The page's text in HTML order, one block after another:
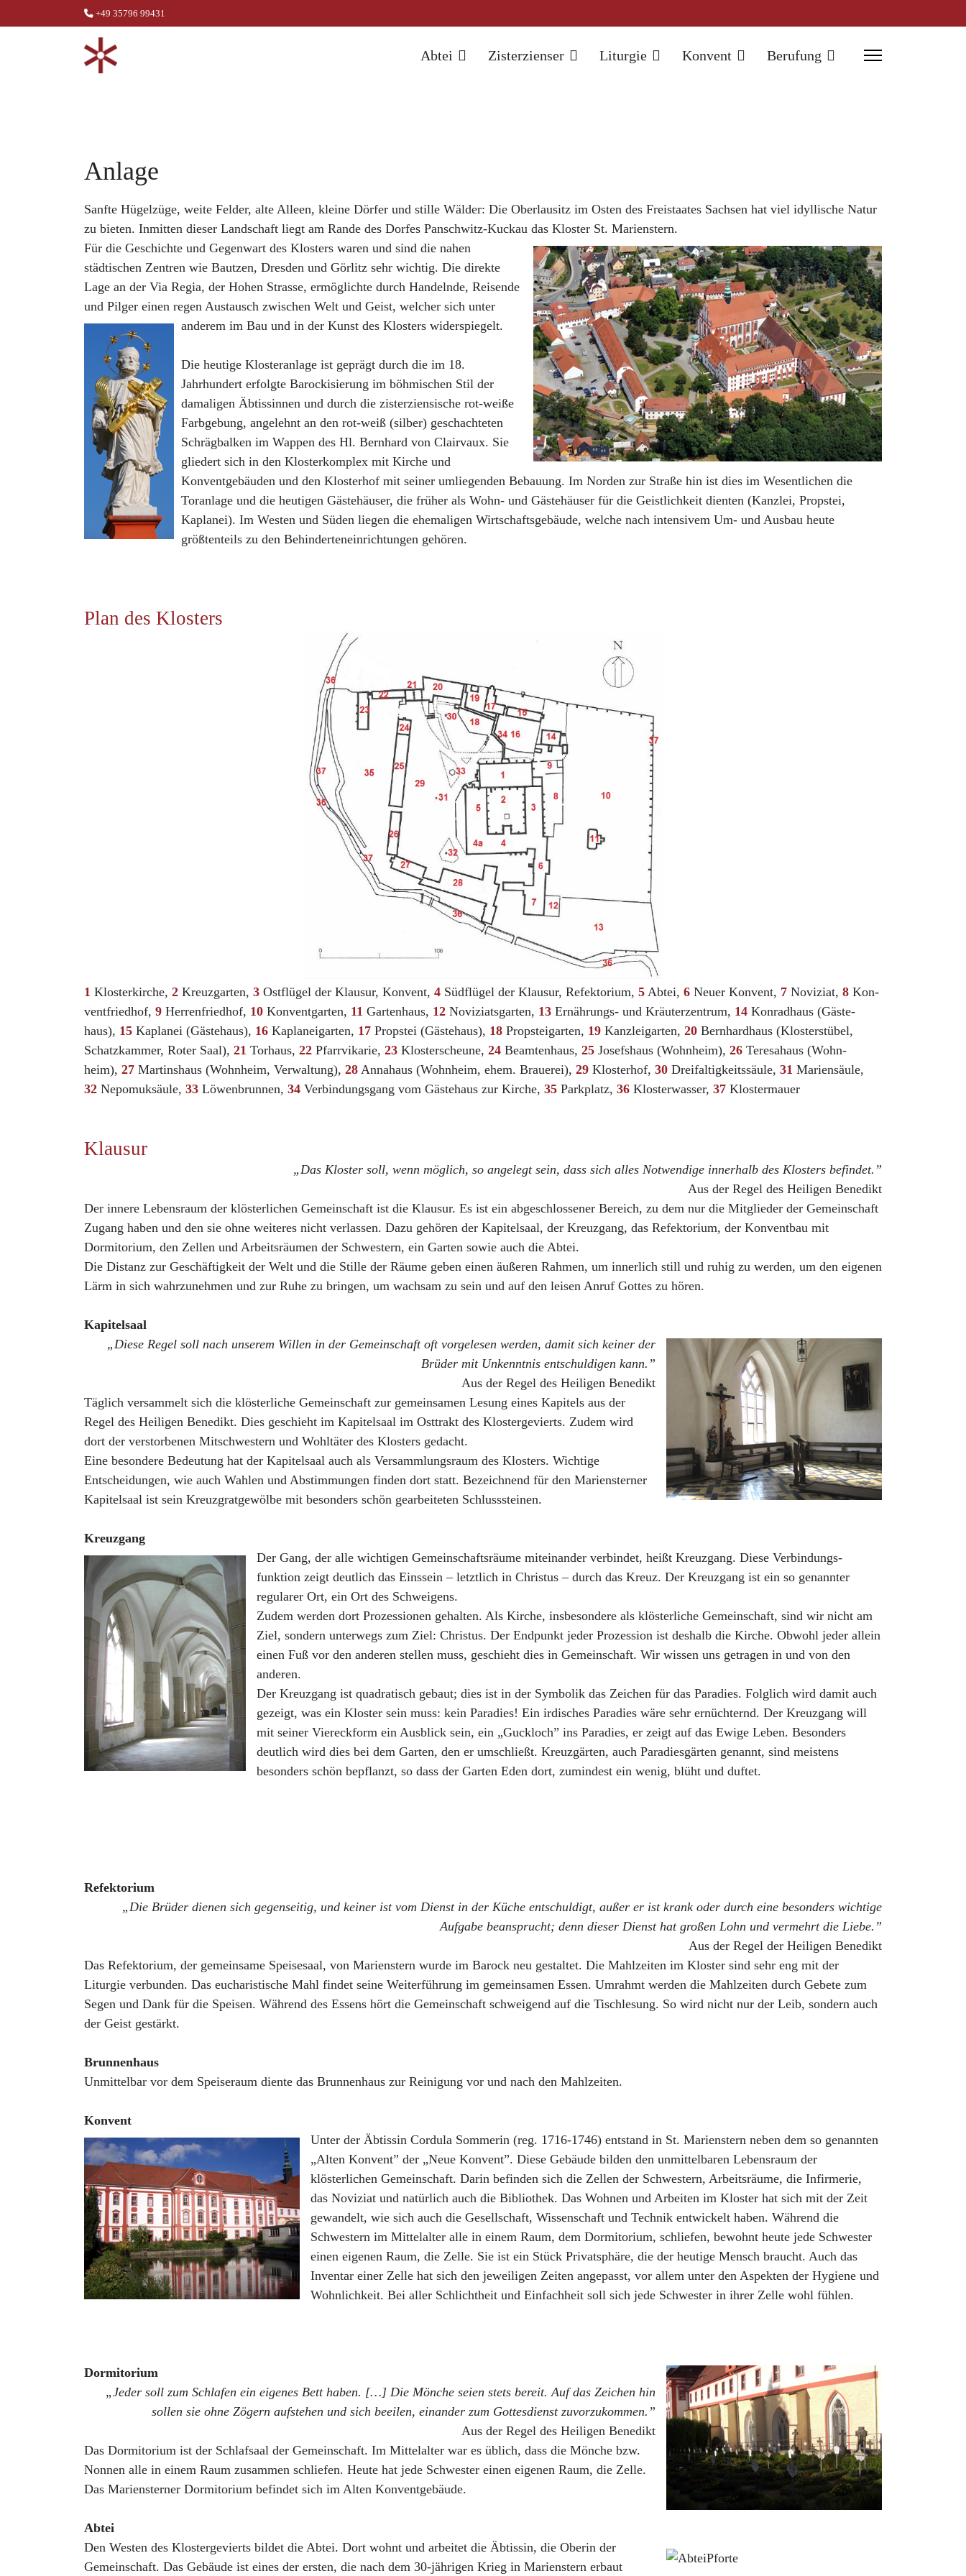
+49 35796 99431
Abtei Zisterzienser Liturgie Konvent Berufung
Anlage
Sanfte Hügelzüge, weite Felder, alte Alleen, kleine Dörfer und stille Wälder: Die Oberlausitz im Osten des Freistaates Sachsen hat viel idyllische Natur
zu bieten. Inmitten dieser Landschaft liegt am Rande des Dorfes Panschwitz-Kuckau das Kloster St. Marienstern.
Für die Geschichte und Gegenwart des Klosters waren und sind die nahen
städtischen Zentren wie Bautzen, Dresden und Görlitz sehr wichtig. Die direkte
Lage an der Via Regia, der Hohen Strasse, ermöglichte durch Handelnde, Reisende
und Pilger einen regen Austausch zwischen Welt und Geist, welcher sich unter
anderem im Bau und in der Kunst des Klosters widerspiegelt.
Die heutige Klosteranlage ist geprägt durch die im 18.
Jahrhundert erfolgte Barockisierung im böhmischen Stil der
damaligen Äbtissinnen und durch die zisterziensische rot-weiße
Farbgebung, angelehnt an den rot-weiß (silber) geschachteten
Schrägbalken im Wappen des Hl. Bernhard von Clairvaux. Sie
gliedert sich in den Klosterkomplex mit Kirche und
Konventgebäuden und den Klosterhof mit seiner umliegenden Bebauung. Im Norden zur Straße hin ist dies im Wesentlichen die
Toranlage und die heutigen Gästehäuser, die früher als Wohn- und Gästehäuser für die Geistlichkeit dienten (Kanzlei, Propstei,
Kaplanei). Im Westen und Süden liegen die ehemaligen Wirtschaftsgebäude, welche nach intensivem Um- und Ausbau heute
größtenteils zu den Behinderteneinrichtungen gehören.
Plan des Klosters
1 Klosterkirche, 2 Kreuzgarten, 3 Ostflügel der Klausur, Konvent, 4 Südflügel der Klausur, Refektorium, 5 Abtei, 6 Neuer Konvent, 7 Noviziat, 8 Kon-
ventfriedhof, 9 Herrenfriedhof, 10 Konventgarten, 11 Gartenhaus, 12 Noviziatsgarten, 13 Ernährungs- und Kräuterzentrum, 14 Konradhaus (Gäste-
haus), 15 Kaplanei (Gästehaus), 16 Kaplaneigarten, 17 Propstei (Gästehaus), 18 Propsteigarten, 19 Kanzleigarten, 20 Bernhardhaus (Klosterstübel,
Schatzkammer, Roter Saal), 21 Torhaus, 22 Pfarrvikarie, 23 Klosterscheune, 24 Beamtenhaus, 25 Josefshaus (Wohnheim), 26 Teresahaus (Wohn-
heim), 27 Martinshaus (Wohnheim, Verwaltung), 28 Annahaus (Wohnheim, ehem. Brauerei), 29 Klosterhof, 30 Dreifaltigkeitssäule, 31 Mariensäule,
32 Nepomuksäule, 33 Löwenbrunnen, 34 Verbindungsgang vom Gästehaus zur Kirche, 35 Parkplatz, 36 Klosterwasser, 37 Klostermauer
Klausur
„Das Kloster soll, wenn möglich, so angelegt sein, dass sich alles Notwendige innerhalb des Klosters befindet.”
Aus der Regel des Heiligen Benedikt
Der innere Lebensraum der klösterlichen Gemeinschaft ist die Klausur. Es ist ein abgeschlossener Bereich, zu dem nur die Mitglieder der Gemeinschaft
Zugang haben und den sie ohne weiteres nicht verlassen. Dazu gehören der Kapitelsaal, der Kreuzgang, das Refektorium, der Konventbau mit
Dormitorium, den Zellen und Arbeitsräumen der Schwestern, ein Garten sowie auch die Abtei.
Die Distanz zur Geschäftigkeit der Welt und die Stille der Räume geben einen äußeren Rahmen, um innerlich still und ruhig zu werden, um den eigenen
Lärm in sich wahrzunehmen und zur Ruhe zu bringen, um wachsam zu sein und auf den leisen Anruf Gottes zu hören.
Kapitelsaal
„Diese Regel soll nach unserem Willen in der Gemeinschaft oft vorgelesen werden, damit sich keiner der
Brüder mit Unkenntnis entschuldigen kann.”
Aus der Regel des Heiligen Benedikt
Täglich versammelt sich die klösterliche Gemeinschaft zur gemeinsamen Lesung eines Kapitels aus der
Regel des Heiligen Benedikt. Dies geschieht im Kapitelsaal im Osttrakt des Klostergevierts. Zudem wird
dort der verstorbenen Mitschwestern und Wohltäter des Klosters gedacht.
Eine besondere Bedeutung hat der Kapitelsaal auch als Versammlungsraum des Klosters. Wichtige
Entscheidungen, wie auch Wahlen und Abstimmungen finden dort statt. Bezeichnend für den Mariensterner
Kapitelsaal ist sein Kreuzgratgewölbe mit besonders schön gearbeiteten Schlusssteinen.
Kreuzgang
Der Gang, der alle wichtigen Gemeinschaftsräume miteinander verbindet, heißt Kreuzgang. Diese Verbindungs-
funktion zeigt deutlich das Einssein – letztlich in Christus – durch das Kreuz. Der Kreuzgang ist ein so genannter
regularer Ort, ein Ort des Schweigens.
Zudem werden dort Prozessionen gehalten. Als Kirche, insbesondere als klösterliche Gemeinschaft, sind wir nicht am
Ziel, sondern unterwegs zum Ziel: Christus. Der Endpunkt jeder Prozession ist deshalb die Kirche. Obwohl jeder allein
einen Fuß vor den anderen stellen muss, geschieht dies in Gemeinschaft. Wir wissen uns getragen in und von den
anderen.
Der Kreuzgang ist quadratisch gebaut; dies ist in der Symbolik das Zeichen für das Paradies. Folglich wird damit auch
gezeigt, was ein Kloster sein muss: kein Paradies! Ein irdisches Paradies wäre sehr ernüchternd. Der Kreuzgang will
mit seiner Viereckform ein Ausblick sein, ein „Guckloch” ins Paradies, er zeigt auf das Ewige Leben. Besonders
deutlich wird dies bei dem Garten, den er umschließt. Kreuzgärten, auch Paradiesgärten genannt, sind meistens
besonders schön bepflanzt, so dass der Garten Eden dort, zumindest ein wenig, blüht und duftet.
Refektorium
„Die Brüder dienen sich gegenseitig, und keiner ist vom Dienst in der Küche entschuldigt, außer er ist krank oder durch eine besonders wichtige
Aufgabe beansprucht; denn dieser Dienst hat großen Lohn und vermehrt die Liebe.”
Aus der Regel der Heiligen Benedikt
Das Refektorium, der gemeinsame Speisesaal, von Marienstern wurde im Barock neu gestaltet. Die Mahlzeiten im Kloster sind sehr eng mit der
Liturgie verbunden. Das eucharistische Mahl findet seine Weiterführung im gemeinsamen Essen. Umrahmt werden die Mahlzeiten durch Gebete zum
Segen und Dank für die Speisen. Während des Essens hört die Gemeinschaft schweigend auf die Tischlesung. So wird nicht nur der Leib, sondern auch
der Geist gestärkt.
Brunnenhaus
Unmittelbar vor dem Speiseraum diente das Brunnenhaus zur Reinigung vor und nach den Mahlzeiten.
Konvent
Unter der Äbtissin Cordula Sommerin (reg. 1716-1746) entstand in St. Marienstern neben dem so genannten
„Alten Konvent” der „Neue Konvent”. Diese Gebäude bilden den unmittelbaren Lebensraum der
klösterlichen Gemeinschaft. Darin befinden sich die Zellen der Schwestern, Arbeitsräume, die Infirmerie,
das Noviziat und natürlich auch die Bibliothek. Das Wohnen und Arbeiten im Kloster hat sich mit der Zeit
gewandelt, wie sich auch die Gesellschaft, Wissenschaft und Technik entwickelt haben. Während die
Schwestern im Mittelalter alle in einem Raum, dem Dormitorium, schliefen, bewohnt heute jede Schwester
einen eigenen Raum, die Zelle. Sie ist ein Stück Privatsphäre, die der heutige Mensch braucht. Auch das
Inventar einer Zelle hat sich den jeweiligen Zeiten angepasst, vor allem unter den Aspekten der Hygiene und
Wohnlichkeit. Bei aller Schlichtheit und Einfachheit soll sich jede Schwester in ihrer Zelle wohl fühlen.
Dormitorium
„Jeder soll zum Schlafen ein eigenes Bett haben. […] Die Mönche seien stets bereit. Auf das Zeichen hin
sollen sie ohne Zögern aufstehen und sich beeilen, einander zum Gottesdienst zuvorzukommen.”
Aus der Regel des Heiligen Benedikt
Das Dormitorium ist der Schlafsaal der Gemeinschaft. Im Mittelalter war es üblich, dass die Mönche bzw.
Nonnen alle in einem Raum zusammen schliefen. Heute hat jede Schwester einen eigenen Raum, die Zelle.
Das Mariensterner Dormitorium befindet sich im Alten Konventgebäude.
Abtei
Den Westen des Klostergevierts bildet die Abtei. Dort wohnt und arbeitet die Äbtissin, die Oberin der
Gemeinschaft. Das Gebäude ist eines der ersten, die nach dem 30-jährigen Krieg in Marienstern erbaut